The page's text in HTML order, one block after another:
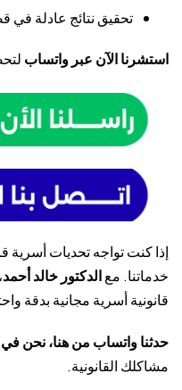
تحقيق نتائج عادلة في
استشرنا الآن عبر واتساب
إذا كنت تواجه تحديات أسرية
خدماتنا. معالدكتور خالد أحمد
قانونية أسرية مجانية بدقة
حدثنا واتساب من هنا، نحن في
مشاكلك القانونية.